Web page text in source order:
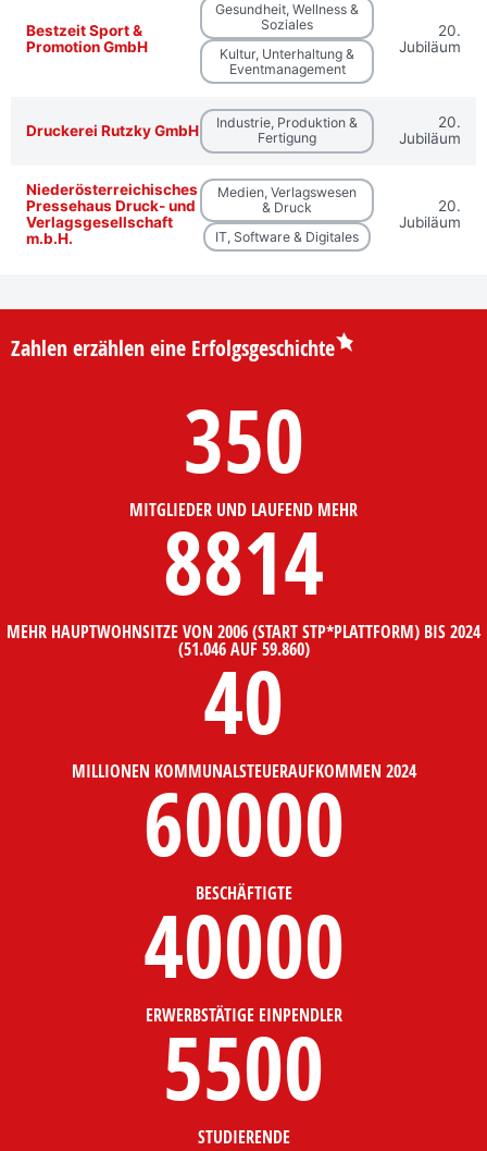
Bestzeit Sport &
Promotion GmbH
Gesundheit, Wellness &
Soziales
Kultur, Unterhaltung &
Eventmanagement
20.
Jubiläum
Druckerei Rutzky GmbH
Industrie, Produktion &
Fertigung
20.
Jubiläum
Niederösterreichisches
Pressehaus Druck- und
Verlagsgesellschaft
m.b.H.
Medien, Verlagswesen
& Druck
IT, Software & Digitales
20.
Jubiläum
Zahlen erzählen eine Erfolgsgeschichte
350
MITGLIEDER UND LAUFEND MEHR
8814
MEHR HAUPTWOHNSITZE VON 2006 (START STP*PLATTFORM) BIS 2024
(51.046 AUF 59.860)
40
MILLIONEN KOMMUNALSTEUERAUFKOMMEN 2024
60000
BESCHÄFTIGTE
40000
ERWERBSTÄTIGE EINPENDLER
5500
STUDIERENDE